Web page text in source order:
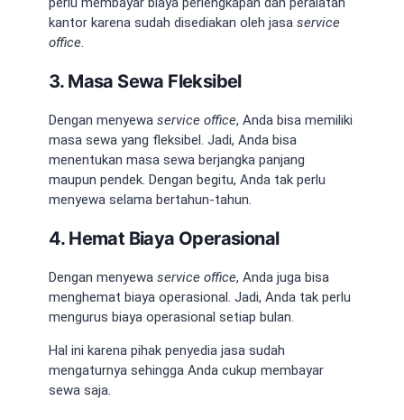
kantor karena sudah disediakan oleh jasa service
office.
3. Masa Sewa Fleksibel
Dengan menyewa service office, Anda bisa memiliki
masa sewa yang fleksibel. Jadi, Anda bisa
menentukan masa sewa berjangka panjang
maupun pendek. Dengan begitu, Anda tak perlu
menyewa selama bertahun-tahun.
4. Hemat Biaya Operasional
Dengan menyewa service office, Anda juga bisa
menghemat biaya operasional. Jadi, Anda tak perlu
mengurus biaya operasional setiap bulan.
Hal ini karena pihak penyedia jasa sudah
mengaturnya sehingga Anda cukup membayar
sewa saja.